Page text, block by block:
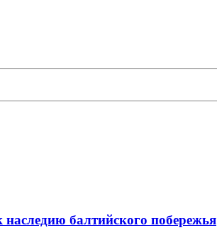
балтийского побережья